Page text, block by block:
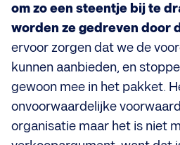
om zo een steentje bij te
worden ze gedreven door
ervoor zorgen dat we de
kunnen aanbieden, en
gewoon mee in het pakket.
onvoorwaardelijke
organisatie maar het is niet